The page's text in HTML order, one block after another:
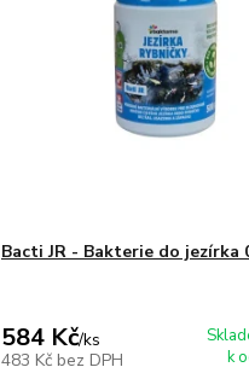
Bacti JR - Bakterie do jezírka
584 Kč/ks
483 Kč bez DPH
k